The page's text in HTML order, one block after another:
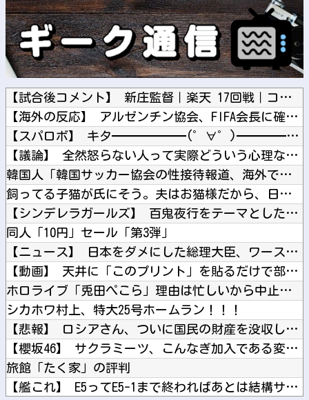
【試合後コメント】 新庄監督｜楽天 17回戦｜コメントまとめ...
【海外の反応】 アルゼンチン協会、FIFA会長に確固たる支持...
【スパロボ】 キタ━━━━━━(゜∀゜)━━━━━━ !!!...
【議論】 全然怒らない人って実際どういう心理なん？
韓国人「韓国サッカー協会の性接待報道、海外でも大騒ぎに・・・...
飼ってる子猫が氏にそう。夫はお猫様だから、日に日にやつれてい...
【シンデレラガールズ】 百鬼夜行をテーマとしたPOP UP ...
同人「10円」セール「第3弾」
【ニュース】 日本をダメにした総理大臣、ワースト１位が同点で...
【動画】 天井に「このプリント」を貼るだけで部屋がイリュージ...
ホロライブ「兎田ぺこら」理由は忙しいから中止あり得た「ホロ夏...
シカホワ村上、特大25号ホームラン！！！
【悲報】 ロシアさん、ついに国民の財産を没収しはじめる
【櫻坂46】 サクラミーツ、こんなぎ加入である変化が...【...
旅館「たく家」の評判
【艦これ】 E5ってE5-1まで終わればあとは結構サクサクだ...